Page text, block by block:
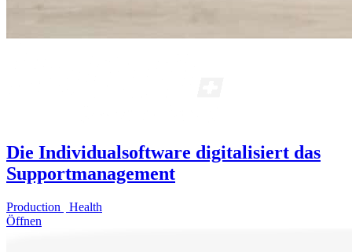
Die Individualsoftware digitalisiert das
Supportmanagement
Production
Health
Öffnen